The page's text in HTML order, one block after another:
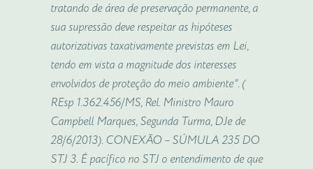
tratando de área de preservação permanente, a
sua supressão deve respeitar as hipóteses
autorizativas taxativamente previstas em Lei,
tendo em vista a magnitude dos interesses
envolvidos de proteção do meio ambiente”. (
REsp 1.362.456/MS, Rel. Ministro Mauro
Campbell Marques, Segunda Turma, DJe de
28/6/2013). CONEXÃO – SÚMULA 235 DO
STJ 3. É pacífico no STJ o entendimento de que